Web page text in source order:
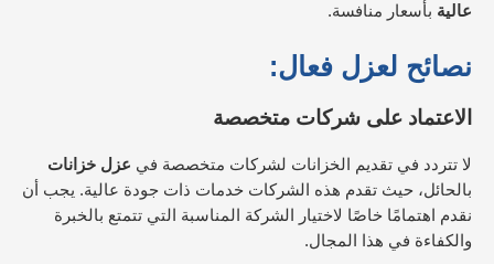
عالية بأسعار منافسة.
نصائح لعزل فعال:
الاعتماد على شركات متخصصة
لا تتردد في تقديم الخزانات لشركات متخصصة في عزل خزانات
بالحائل، حيث تقدم هذه الشركات خدمات ذات جودة عالية. يجب أن
نقدم اهتمامًا خاصًا لاختيار الشركة المناسبة التي تتمتع بالخبرة
والكفاءة في هذا المجال.